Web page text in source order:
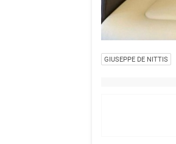
GIUSEPPE DE NITTIS